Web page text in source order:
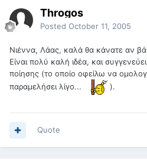
Throgos
Posted October 11, 2005
Νιέννα, Λάας, καλά θα κάνατε αν
Είναι πολύ καλή ιδέα, και
ποίησης (το οποίο οφείλω να
παραμελήσει λίγο...
).
Quote